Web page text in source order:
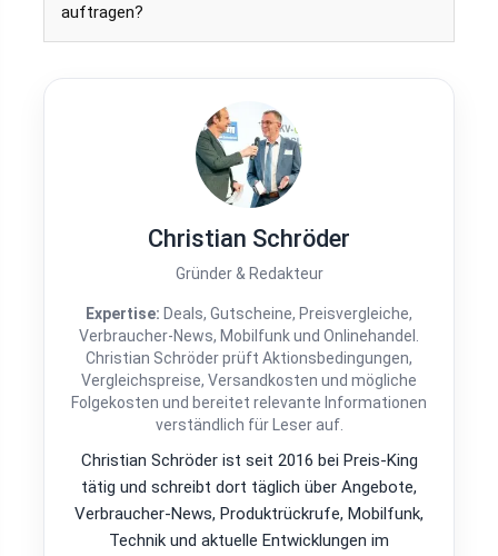
auftragen?
Christian Schröder
Gründer & Redakteur
Expertise: Deals, Gutscheine, Preisvergleiche,
Verbraucher-News, Mobilfunk und Onlinehandel.
Christian Schröder prüft Aktionsbedingungen,
Vergleichspreise, Versandkosten und mögliche
Folgekosten und bereitet relevante Informationen
verständlich für Leser auf.
Christian Schröder ist seit 2016 bei Preis-King
tätig und schreibt dort täglich über Angebote,
Verbraucher-News, Produktrückrufe, Mobilfunk,
Technik und aktuelle Entwicklungen im